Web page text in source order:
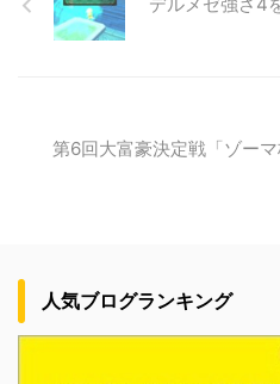
第6回大富豪決定戦「ゾーマ
人気ブログランキング